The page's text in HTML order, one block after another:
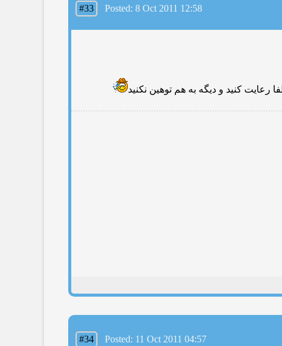
#33 Posted: 8 Oct 2011 12:58
كنید و دیگه به هم توهین نكنید
#34 Posted: 11 Oct 2011 04:57